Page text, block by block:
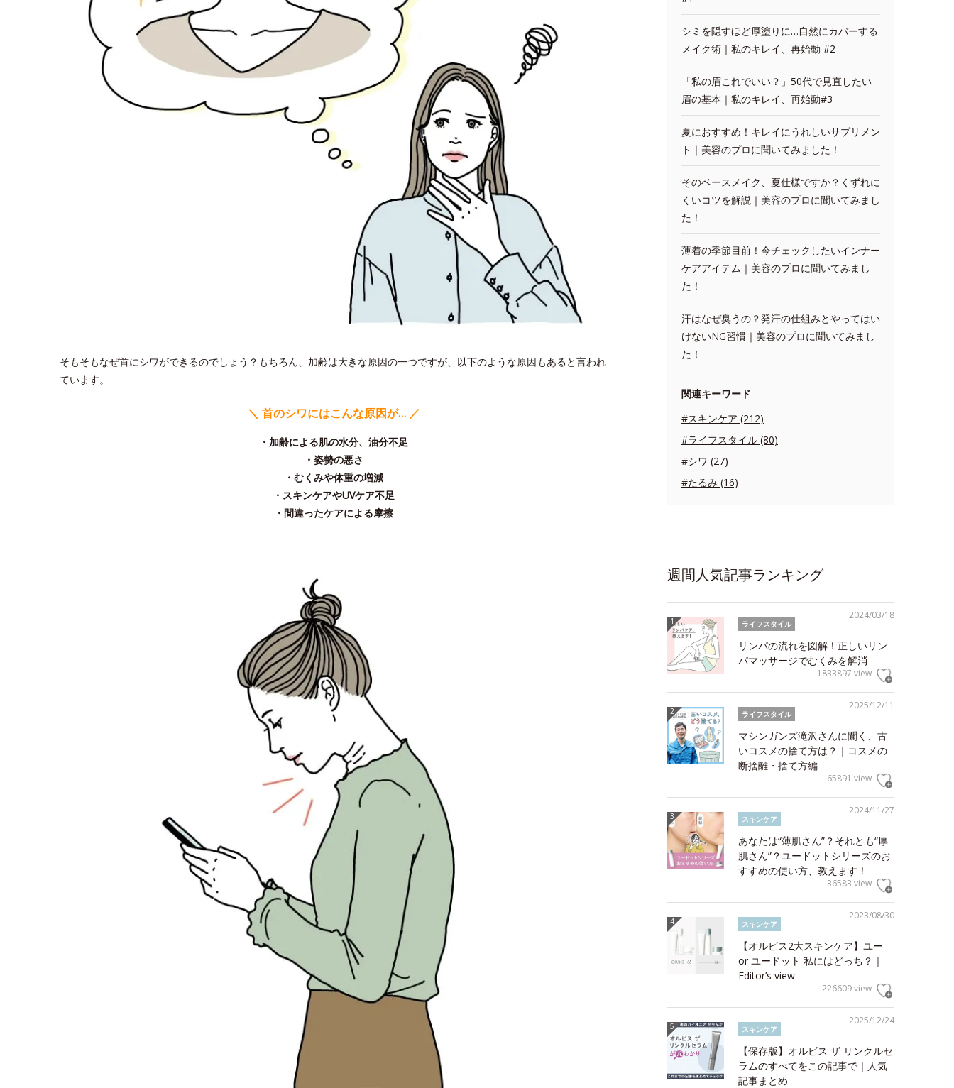
そもそもなぜ首にシワができるのでしょう？もちろん、加齢は大きな原因の一つですが、以下のような原因もあると言われ
ています。
＼ 首のシワにはこんな原因が… ／
・加齢による肌の水分、油分不足
・姿勢の悪さ
・むくみや体重の増減
・スキンケアやUVケア不足
・間違ったケアによる摩擦
シミを隠すほど厚塗りに…自然にカバーする
メイク術｜私のキレイ、再始動 #2
「私の眉これでいい？」50代で見直したい
眉の基本｜私のキレイ、再始動#3
夏におすすめ！キレイにうれしいサプリメン
ト｜美容のプロに聞いてみました！
そのベースメイク、夏仕様ですか？くずれに
くいコツを解説｜美容のプロに聞いてみまし
た！
薄着の季節目前！今チェックしたいインナー
ケアアイテム｜美容のプロに聞いてみまし
た！
汗はなぜ臭うの？発汗の仕組みとやってはい
けないNG習慣｜美容のプロに聞いてみまし
た！
関連キーワード
#スキンケア (212)
#ライフスタイル (80)
#シワ (27)
#たるみ (16)
週間人気記事ランキング
2024/03/18
ライフスタイル
リンパの流れを図解！正しいリン
パマッサージでむくみを解消
1833897 view
2025/12/11
ライフスタイル
マシンガンズ滝沢さんに聞く、古
いコスメの捨て方は？｜コスメの
断捨離・捨て方編
65891 view
2024/11/27
スキンケア
あなたは“薄肌さん”？それとも“厚
肌さん”？ユードットシリーズのお
すすめの使い方、教えます！
36583 view
2023/08/30
スキンケア
【オルビス2大スキンケア】ユー
or ユードット 私にはどっち？｜
Editor’s view
226609 view
2025/12/24
スキンケア
【保存版】オルビス ザ リンクルセ
ラムのすべてをこの記事で｜人気
記事まとめ